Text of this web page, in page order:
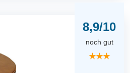
8,9/10
noch gut
★★★